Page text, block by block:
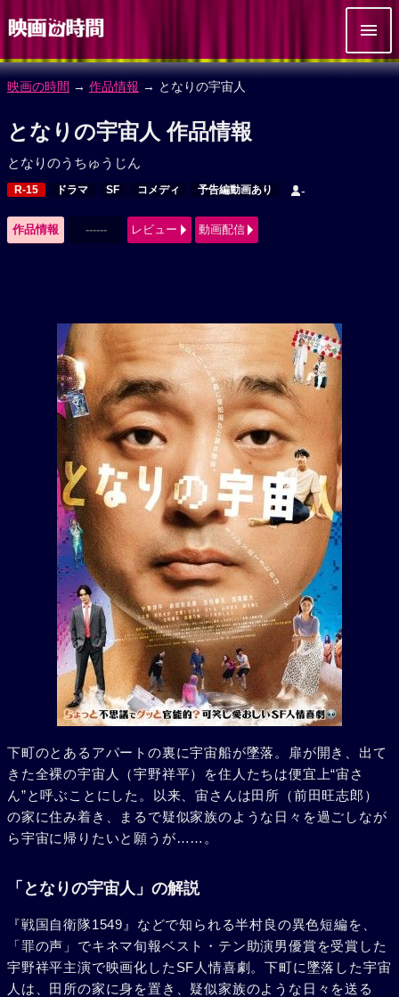
映画の時間 → 作品情報 → となりの宇宙人
となりの宇宙人 作品情報
となりのうちゅうじん
R-15 ドラマ SF コメディ 予告編動画あり -
作品情報 ------ レビュー 動画配信
下町のとあるアパートの裏に宇宙船が墜落。扉が開き、出て
きた全裸の宇宙人（宇野祥平）を住人たちは便宜上“宙さ
ん”と呼ぶことにした。以来、宙さんは田所（前田旺志郎）
の家に住み着き、まるで疑似家族のような日々を過ごしなが
ら宇宙に帰りたいと願うが……。
「となりの宇宙人」の解説
『戦国自衛隊1549』などで知られる半村良の異色短編を、
「罪の声」でキネマ旬報ベスト・テン助演男優賞を受賞した
宇野祥平主演で映画化したSF人情喜劇。下町に墜落した宇宙
人は、田所の家に身を置き、疑似家族のような日々を送る